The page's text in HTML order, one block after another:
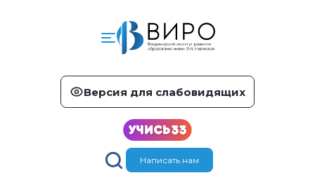
Версия для слабовидящих
Написать нам